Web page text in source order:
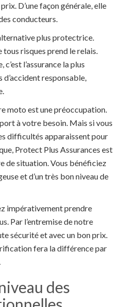
D’une façon générale, elle
conducteurs.
plus protectrice.
tous risques prend le relais.
l’assurance la plus
responsable,
moto est une préoccupation.
à votre besoin. Mais si vous
difficultés apparaissent pour
Protect Plus Assurances est
de situation. Vous bénéficiez
et d’un très bon niveau de
impérativement prendre
Par l’entremise de notre
sécurité et avec un bon prix.
fera la différence par
des